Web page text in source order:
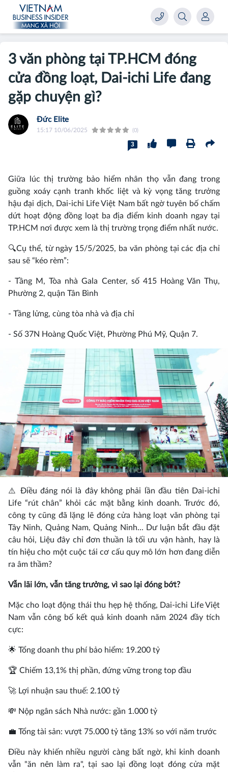
3 văn phòng tại TP.HCM đóng
cửa đồng loạt, Dai-ichi Life đang
gặp chuyện gì?
Đức Elite
15:17 10/06/2025 (0)
3
Giữa lúc thị trường bảo hiểm nhân thọ vẫn đang trong
guồng xoáy cạnh tranh khốc liệt và kỳ vọng tăng trưởng
hậu đại dịch, Dai-ichi Life Việt Nam bất ngờ tuyên bố chấm
dứt hoạt động đồng loạt ba địa điểm kinh doanh ngay tại
TP.HCM nơi được xem là thị trường trọng điểm nhất nước.
🔍Cụ thể, từ ngày 15/5/2025, ba văn phòng tại các địa chỉ
sau sẽ “kéo rèm”:
- Tầng M, Tòa nhà Gala Center, số 415 Hoàng Văn Thụ,
Phường 2, quận Tân Bình
- Tầng lửng, cùng tòa nhà và địa chỉ
- Số 37N Hoàng Quốc Việt, Phường Phú Mỹ, Quận 7.
⚠️ Điều đáng nói là đây không phải lần đầu tiên Dai-ichi
Life “rút chân” khỏi các mặt bằng kinh doanh. Trước đó,
công ty cũng đã lặng lẽ đóng cửa hàng loạt văn phòng tại
Tây Ninh, Quảng Nam, Quảng Ninh... Dư luận bắt đầu đặt
câu hỏi, Liệu đây chỉ đơn thuần là tối ưu vận hành, hay là
tín hiệu cho một cuộc tái cơ cấu quy mô lớn hơn đang diễn
ra âm thầm?
Vẫn lãi lớn, vẫn tăng trưởng, vì sao lại đóng bớt?
Mặc cho loạt động thái thu hẹp hệ thống, Dai-ichi Life Việt
Nam vẫn công bố kết quả kinh doanh năm 2024 đầy tích
cực:
🌟 Tổng doanh thu phí bảo hiểm: 19.200 tỷ
🏆 Chiếm 13,1% thị phần, đứng vững trong top đầu
🚀 Lợi nhuận sau thuế: 2.100 tỷ
💸 Nộp ngân sách Nhà nước: gần 1.000 tỷ
💼 Tổng tài sản: vượt 75.000 tỷ tăng 13% so với năm trước
Điều này khiến nhiều người càng bất ngờ, khi kinh doanh
vẫn "ăn nên làm ra", tại sao lại đồng loạt đóng cửa mặt